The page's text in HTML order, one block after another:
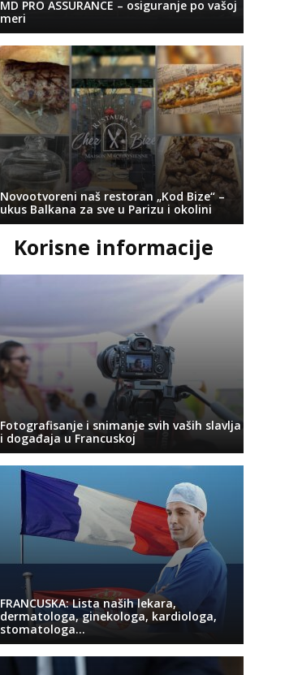
MD PRO ASSURANCE – osiguranje po vašoj
meri
Novootvoreni naš restoran „Kod Bize“ –
ukus Balkana za sve u Parizu i okolini
Korisne informacije
Fotografisanje i snimanje svih vaših slavlja
i događaja u Francuskoj
FRANCUSKA: Lista naših lekara,
dermatologa, ginekologa, kardiologa,
stomatologa…